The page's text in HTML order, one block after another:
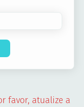
favor, atualize a